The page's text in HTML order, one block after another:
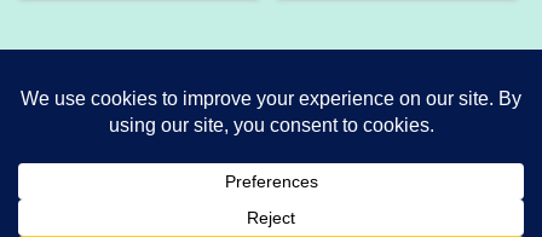
合同会社クラディ
TEL.050-5372-4831